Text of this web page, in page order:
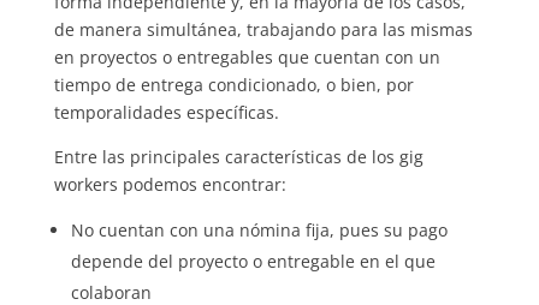
de manera simultánea, trabajando para las mismas
en proyectos o entregables que cuentan con un
tiempo de entrega condicionado, o bien, por
temporalidades específicas.
Entre las principales características de los gig
workers podemos encontrar:
No cuentan con una nómina fija, pues su pago
depende del proyecto o entregable en el que
colaboran